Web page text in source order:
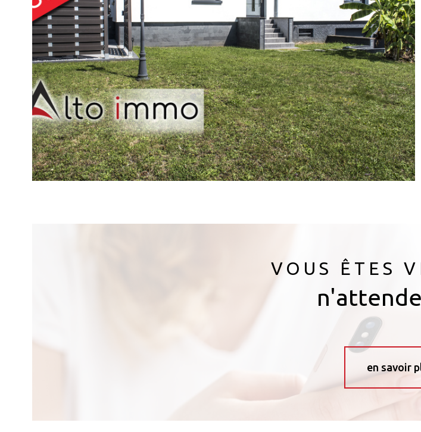
voir le
bien
VOUS ÊTES
en savoir